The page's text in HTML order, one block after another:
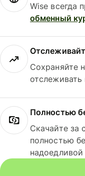
Wise всегда
обменный
Сохраняйте
отслеживать
Полностью
Скачайте за
полностью